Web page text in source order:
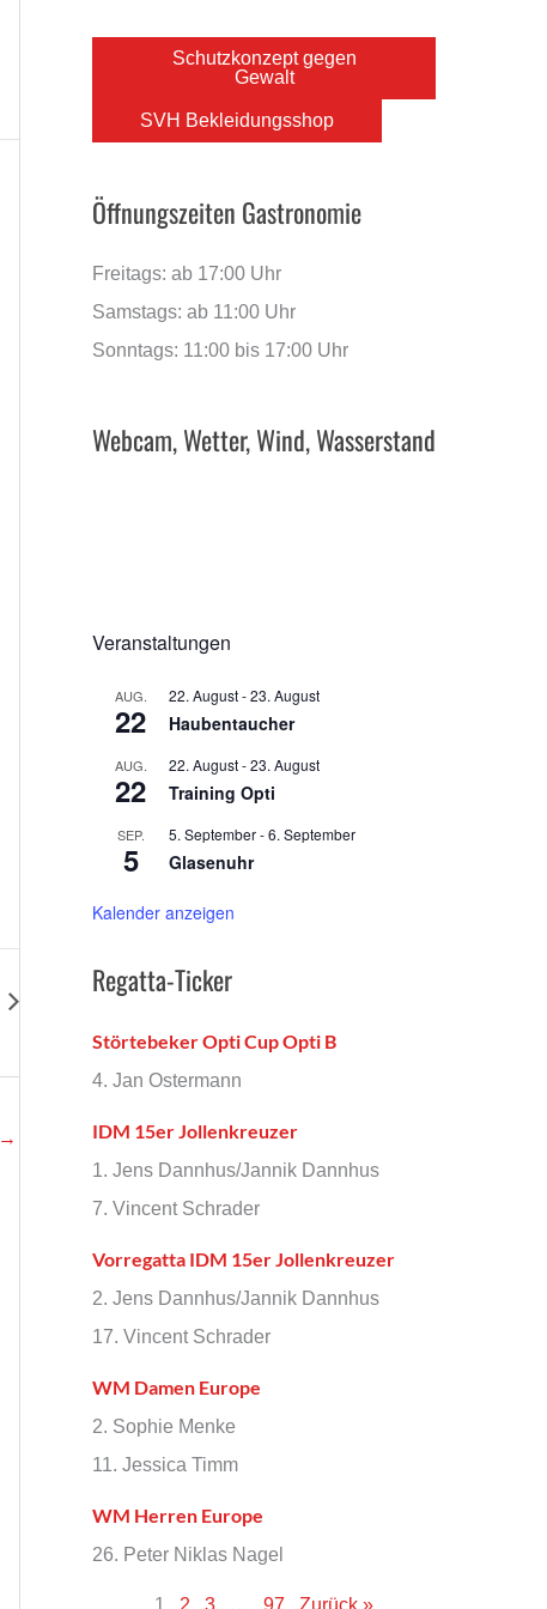
→
Schutzkonzept gegen
Gewalt
SVH Bekleidungsshop
Öffnungszeiten Gastronomie
Freitags: ab 17:00 Uhr
Samstags: ab 11:00 Uhr
Sonntags: 11:00 bis 17:00 Uhr
Webcam, Wetter, Wind, Wasserstand
Veranstaltungen
AUG.
22
22. August-23. August
Haubentaucher
AUG.
22
22. August-23. August
Training Opti
SEP.
5
5. September-6. September
Glasenuhr
Kalender anzeigen
Regatta-Ticker
Störtebeker Opti Cup Opti B
4. Jan Ostermann
IDM 15er Jollenkreuzer
1. Jens Dannhus/Jannik Dannhus
7. Vincent Schrader
Vorregatta IDM 15er Jollenkreuzer
2. Jens Dannhus/Jannik Dannhus
17. Vincent Schrader
WM Damen Europe
2. Sophie Menke
11. Jessica Timm
WM Herren Europe
26. Peter Niklas Nagel
1 2 3 … 97 Zurück »